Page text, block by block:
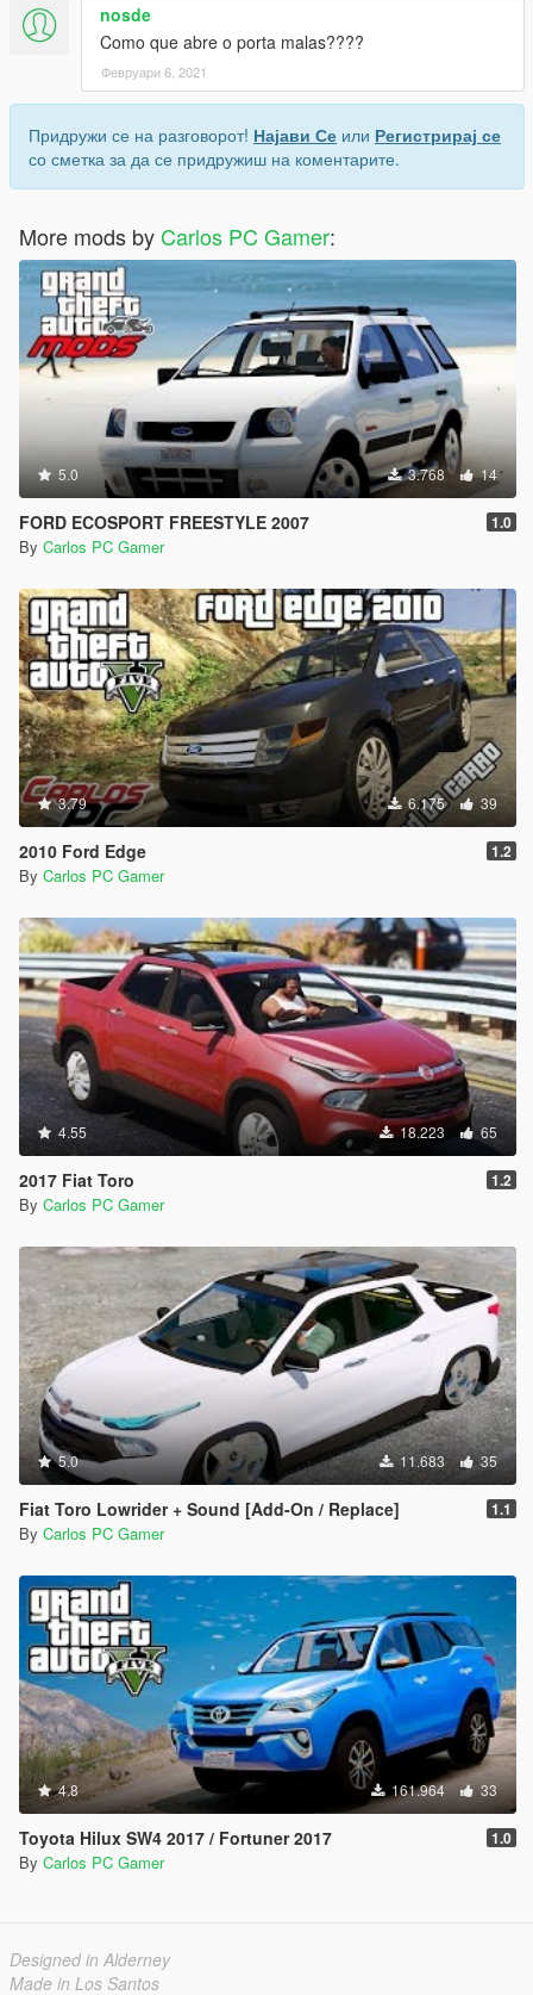
nosde
Como que abre o porta malas????
Февруари 6, 2021
Придружи се на разговорот! Најави Се или Регистрирај се
со сметка за да се придружиш на коментарите.
More mods by Carlos PC Gamer:
5.0 3.768 14
FORD ECOSPORT FREESTYLE 2007 1.0
By Carlos PC Gamer
3.79 6.175 39
2010 Ford Edge 1.2
By Carlos PC Gamer
4.55 18.223 65
2017 Fiat Toro 1.2
By Carlos PC Gamer
5.0 11.683 35
Fiat Toro Lowrider + Sound [Add-On / Replace] 1.1
By Carlos PC Gamer
4.8 161.964 33
Toyota Hilux SW4 2017 / Fortuner 2017 1.0
By Carlos PC Gamer
Designed in Alderney
Made in Los Santos